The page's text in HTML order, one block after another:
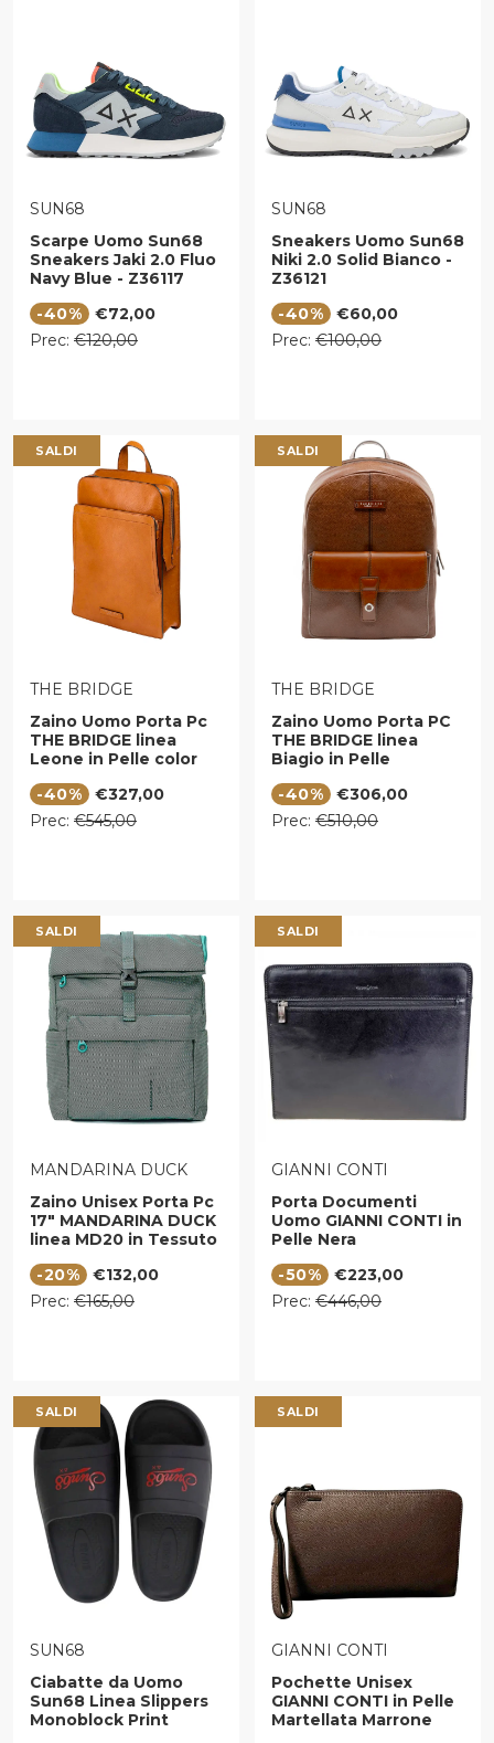
VENDITORE:
SUN68
Scarpe Uomo Sun68
Sneakers Jaki 2.0 Fluo
Navy Blue - Z36117
-40%
Prezzo di vendita
€72,00
Prezzo regolare
Prec: €120,00
VENDITORE:
SUN68
Sneakers Uomo Sun68
Niki 2.0 Solid Bianco -
Z36121
-40%
Prezzo di vendita
€60,00
Prezzo regolare
Prec: €100,00
SALDI
VENDITORE:
THE BRIDGE
Zaino Uomo Porta Pc
THE BRIDGE linea
Leone in Pelle color
-40%
Prezzo di vendita
€327,00
Prezzo regolare
Prec: €545,00
SALDI
VENDITORE:
THE BRIDGE
Zaino Uomo Porta PC
THE BRIDGE linea
Biagio in Pelle
-40%
Prezzo di vendita
€306,00
Prezzo regolare
Prec: €510,00
SALDI
VENDITORE:
MANDARINA DUCK
Zaino Unisex Porta Pc
17" MANDARINA DUCK
linea MD20 in Tessuto
-20%
Prezzo di vendita
€132,00
Prezzo regolare
Prec: €165,00
SALDI
VENDITORE:
GIANNI CONTI
Porta Documenti
Uomo GIANNI CONTI in
Pelle Nera
-50%
Prezzo di vendita
€223,00
Prezzo regolare
Prec: €446,00
SALDI
VENDITORE:
SUN68
Ciabatte da Uomo
Sun68 Linea Slippers
Monoblock Print
SALDI
VENDITORE:
GIANNI CONTI
Pochette Unisex
GIANNI CONTI in Pelle
Martellata Marrone